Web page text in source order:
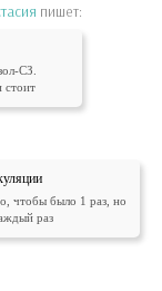
пишет:
СЗ.
стоит
чтобы было 1 раз, но
раз